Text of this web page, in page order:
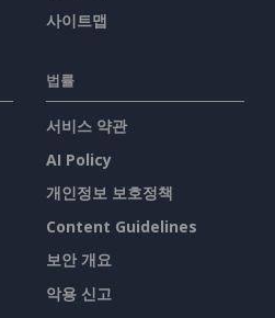
사이트맵
법률
서비스 약관
AI Policy
개인정보 보호정책
Content Guidelines
보안 개요
악용 신고